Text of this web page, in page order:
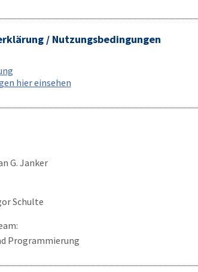
/ Nutzungsbedingungen
hier einsehen
G. Janker
Schulte
Programmierung